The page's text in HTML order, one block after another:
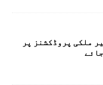
ملکی پروڈکشنز پر